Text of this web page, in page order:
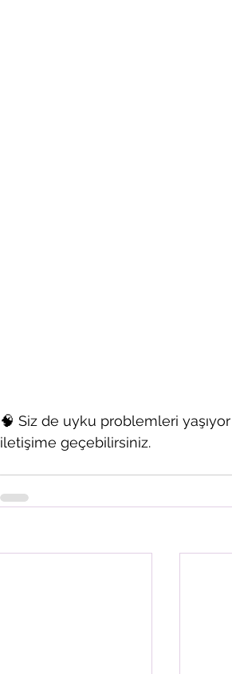
🧠 Siz de uyku problemleri
iletişime geçebilirsiniz.